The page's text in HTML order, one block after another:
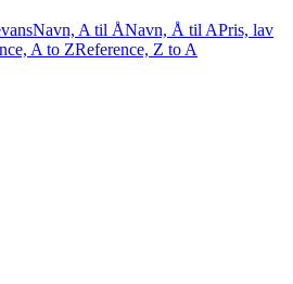
Navn, A til ÅNavn, Å til APris, lav
A to ZReference, Z to A